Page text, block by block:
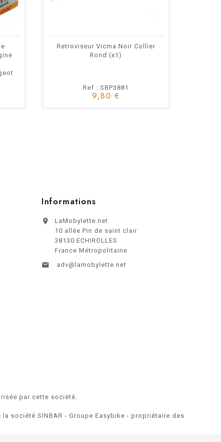
Retroviseur Vicma Noir Collier
Rond (x1)
Ref : SBP3881
9,80 €
Informations

LaMobylette.net
10 allée Pin de saint clair
38130 ECHIROLLES
France Métropolitaine
 adv@lamobylette.net
par cette société.
société SINBAR - Groupe Easybike - propriétaire des